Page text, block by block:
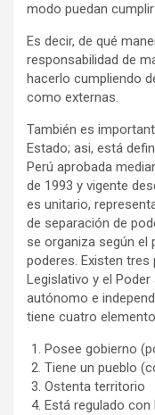
modo puedan
Es decir, de qué
responsabilidad de
hacerlo cumpliendo
como externas.
También es
Estado; asi, está
Perú aprobada
de 1993 y vigente
es unitario,
de separación de
se organiza según el
poderes. Existen tres
Legislativo y el
autónomo e
tiene cuatro
Posee gobierno
Tiene un pueblo
Ostenta territorio
Está regulado